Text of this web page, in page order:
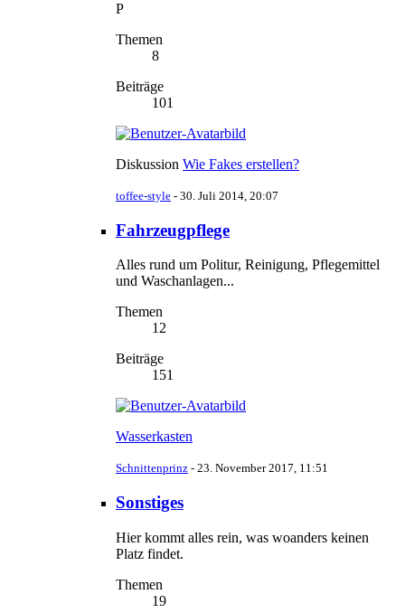
P
Themen
8
Beiträge
101
Diskussion Wie Fakes erstellen?
toffee-style - 30. Juli 2014, 20:07
Fahrzeugpflege
Alles rund um Politur, Reinigung, Pflegemittel
und Waschanlagen...
Themen
12
Beiträge
151
Wasserkasten
Schnittenprinz - 23. November 2017, 11:51
Sonstiges
Hier kommt alles rein, was woanders keinen
Platz findet.
Themen
19